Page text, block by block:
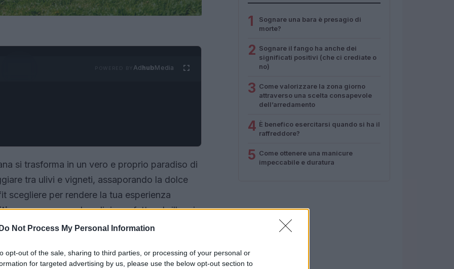
Do Not Process My Personal Information
opt-out of the sale, sharing to third parties, or processing of your personal or
for targeted advertising by us, please use the below opt-out section to
AdhubMedia
si trasforma in un vero e proprio paradiso di
tra ulivi e vigneti, assaporando la dolce
scegliere per rendere la tua esperienza
per preparare la valigia perfetta e brillare in
1
Sognare una bara è presagio di
morte?
2 Sognare il fango ha anche dei
significati positivi (che ci crediate o
no)
3 Come valorizzare la zona giorno
attraverso una scelta consapevole
dell’arredamento
4 È benefico esercitarsi quando si ha il
raffreddore?
5 Come ottenere una manicure
impeccabile e duratura